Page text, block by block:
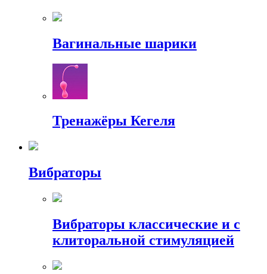
Вагинальные шарики
Тренажёры Кегеля
Вибраторы
Вибраторы классические и с
клиторальной стимуляцией